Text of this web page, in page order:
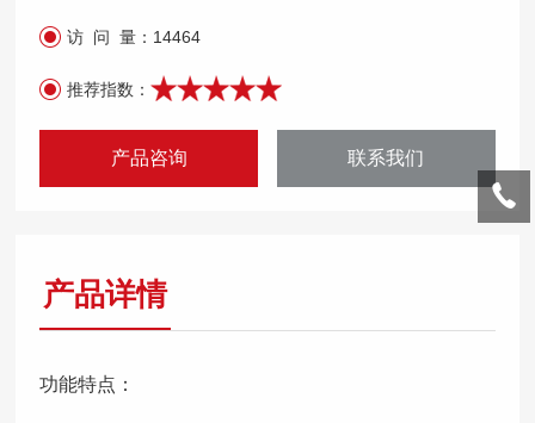
访 问 量： 14464
推荐指数：
产品咨询 联系我们
产品详情
功能特点：